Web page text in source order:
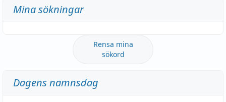
Mina sökningar
Rensa mina
sökord
Dagens namnsdag